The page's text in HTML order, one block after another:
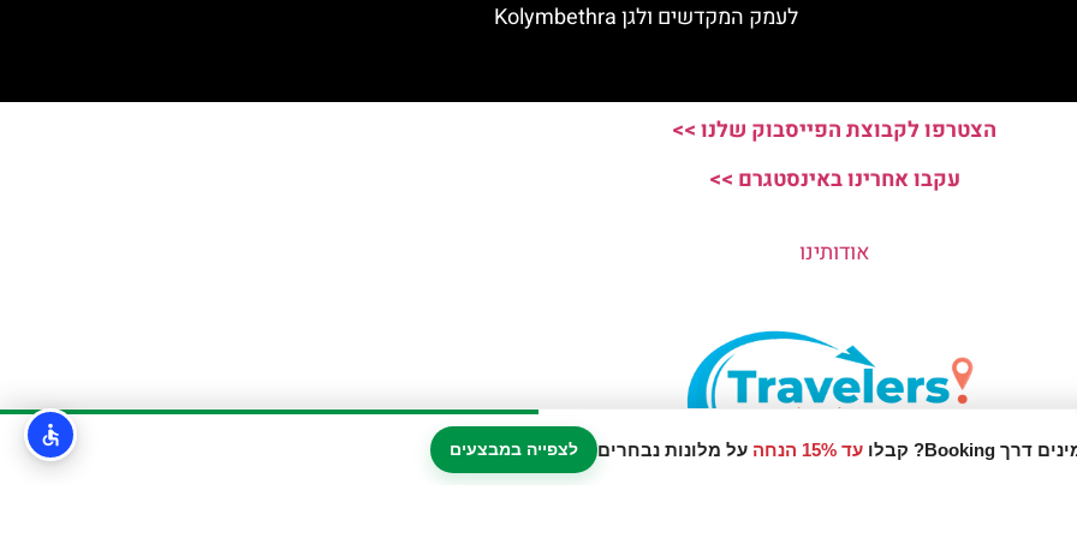
עד 15% הנחה על מלונות נבחרים לצפייה במבצעים
לעמק המקדשים ולגן Kolymbethra
הצטרפו לקבוצת הפייסבוק שלנו >>
עקבו אחרינו באינסטגרם >>
אודותינו